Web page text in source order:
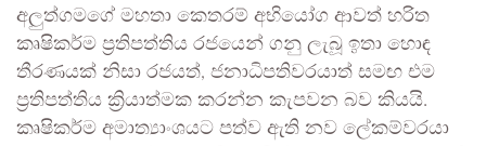
අලුත්ගමගේ මහතා කෙතරම් අභියෝග ආවත් හරිත
කෘෂිකර්ම ප්‍රතිපත්තිය රජයෙන් ගනු ලැබූ ඉතා හොඳ
තීරණයක් නිසා රජයත්, ජනාධිපතිවරයාත් සමඟ එම
ප්‍රතිපත්තිය ක්‍රියාත්මක කරන්න කැපවන බව කියයි.
කෘෂිකර්ම අමාත්‍යාංශයට පත්ව ඇති නව ලේකම්වරයා